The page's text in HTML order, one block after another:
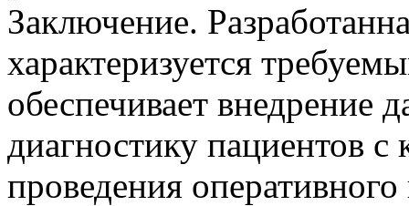
Заключение.
характеризуется
обеспечивает внедрение
диагностику пациентов с
проведения